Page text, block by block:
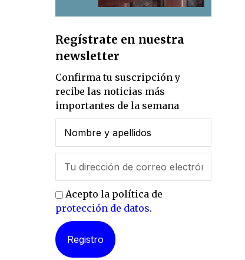
Regístrate en nuestra
newsletter
Confirma tu suscripción y
recibe las noticias más
importantes de la semana
Acepto la política de
protección de datos.